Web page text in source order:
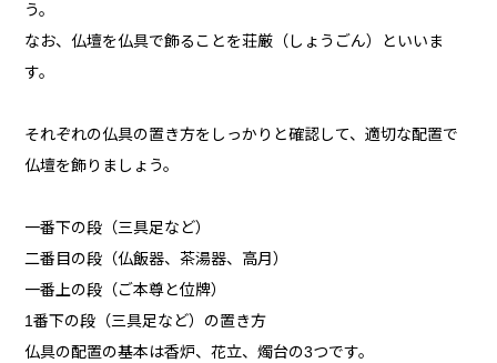
う。
なお、仏壇を仏具で飾ることを荘厳（しょうごん）といいま
す。
それぞれの仏具の置き方をしっかりと確認して、適切な配置で
仏壇を飾りましょう。
一番下の段（三具足など）
二番目の段（仏飯器、茶湯器、高月）
一番上の段（ご本尊と位牌）
1番下の段（三具足など）の置き方
仏具の配置の基本は香炉、花立、燭台の3つです。